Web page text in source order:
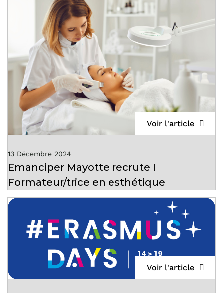
Emanciper Mayotte recrute I
Formateur/trice en esthétique
13 Décembre 2024
Voir l'article
Voir l'article